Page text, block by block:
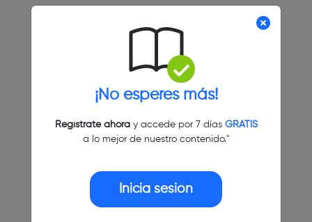
¡No esperes más!
Regístrate ahoray accede por 7 días GRATIS
a lo mejor de nuestro contenido."
Inicia sesión